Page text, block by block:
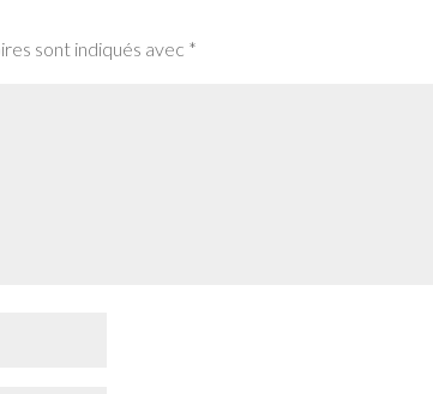
sont indiqués avec *